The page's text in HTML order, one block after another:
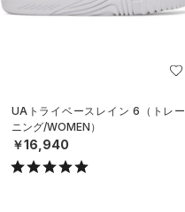
UAトライベースレイン 6（トレー
ニング/WOMEN）
￥16,940